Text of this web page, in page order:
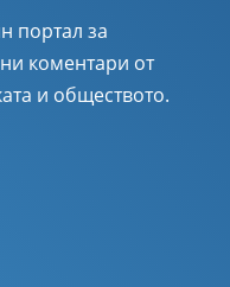
портал за
коментари от
и обществото.